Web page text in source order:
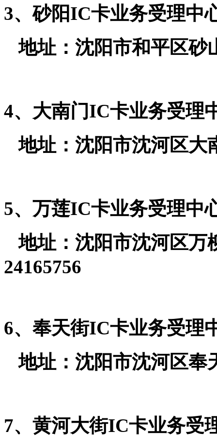
3、砂阳IC卡业务受理中
地址：沈阳市和平区砂
4、大南门IC卡业务受理
地址：沈阳市沈河区大
5、万莲IC卡业务受理中
地址：沈阳市沈河区万
24165756
6、奉天街IC卡业务受理
地址：沈阳市沈河区奉
7、黄河大街IC卡业务受